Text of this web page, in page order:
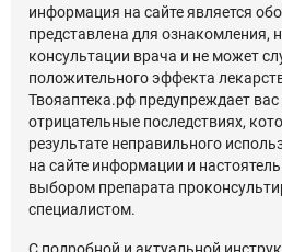
информация на сайте является
представлена для ознакомления,
консультации врача и не может
положительного эффекта
Твояаптека.рф предупреждает
отрицательные последствиях,
результате неправильного
на сайте информации и
выбором препарата
специалистом.